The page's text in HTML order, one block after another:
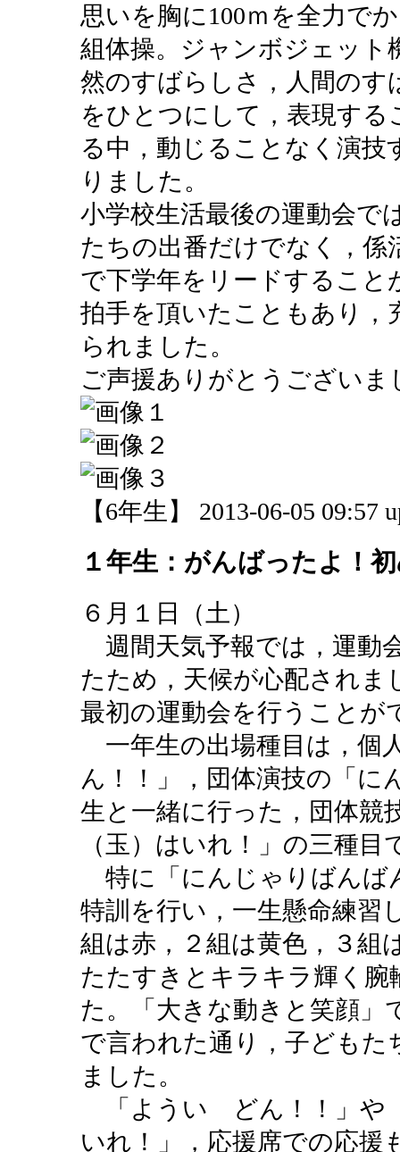
思いを胸に100ｍを全力で
組体操。ジャンボジェット
然のすばらしさ，人間の
をひとつにして，表現す
る中，動じることなく演
りました。
小学校生活最後の運動会で
たちの出番だけでなく，係
で下学年をリードするこ
拍手を頂いたこともあり，
られました。
ご声援ありがとうございま
【6年生】 2013-06-05 09:57
１年生：がんばったよ！
６月１日（土）
週間天気予報では，運動
たため，天候が心配されま
最初の運動会を行うことが
一年生の出場種目は，個
ん！！」，団体演技の「に
生と一緒に行った，団体競
（玉）はいれ！」の三種目
特に「にんじゃりばんば
特訓を行い，一生懸命練習
組は赤，２組は黄色，３組
たたすきとキラキラ輝く
た。「大きな動きと笑顔」
で言われた通り，子ども
ました。
「ようい どん！！」や
いれ！」，応援席での応援